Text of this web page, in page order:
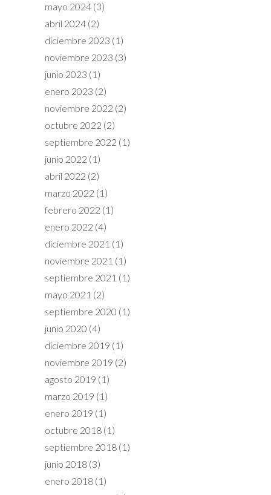
mayo 2024 (3)
abril 2024 (2)
diciembre 2023 (1)
noviembre 2023 (3)
junio 2023 (1)
enero 2023 (2)
noviembre 2022 (2)
octubre 2022 (2)
septiembre 2022 (1)
junio 2022 (1)
abril 2022 (2)
marzo 2022 (1)
febrero 2022 (1)
enero 2022 (4)
diciembre 2021 (1)
noviembre 2021 (1)
septiembre 2021 (1)
mayo 2021 (2)
septiembre 2020 (1)
junio 2020 (4)
diciembre 2019 (1)
noviembre 2019 (2)
agosto 2019 (1)
marzo 2019 (1)
enero 2019 (1)
octubre 2018 (1)
septiembre 2018 (1)
junio 2018 (3)
enero 2018 (1)